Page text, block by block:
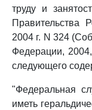
труду и
Правительства
2004 г. N 324
Федерации,
следующего
"Федеральная
иметь